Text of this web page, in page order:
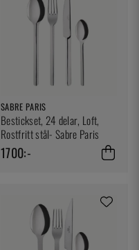
SABRE PARIS
Bestickset, 24 delar, Loft,
Rostfritt stål- Sabre Paris
1700:-